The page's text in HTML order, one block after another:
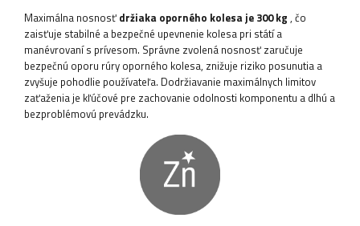
Maximálna nosnosť držiaka oporného kolesa je 300 kg , čo
zaisťuje stabilné a bezpečné upevnenie kolesa pri státí a
manévrovaní s prívesom. Správne zvolená nosnosť zaručuje
bezpečnú oporu rúry oporného kolesa, znižuje riziko posunutia a
zvyšuje pohodlie používateľa. Dodržiavanie maximálnych limitov
zaťaženia je kľúčové pre zachovanie odolnosti komponentu a dlhú a
bezproblémovú prevádzku.